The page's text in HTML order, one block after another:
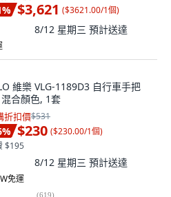
% $3,621 ($3621.00/1個)
8/12 星期三 預計送達
維樂 VLG-1189D3 自行車手把
合顏色, 1套
折扣價$531
% $230 ($230.00/1個)
$195
8/12 星期三 預計送達
免運
(619)